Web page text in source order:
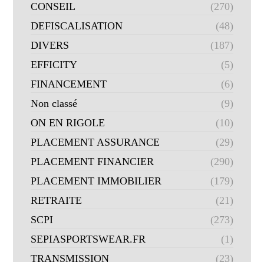
CONSEIL
(270)
DEFISCALISATION
(48)
DIVERS
(187)
EFFICITY
(5)
FINANCEMENT
(6)
Non classé
(9)
ON EN RIGOLE
(10)
PLACEMENT ASSURANCE
(29)
PLACEMENT FINANCIER
(290)
PLACEMENT IMMOBILIER
(179)
RETRAITE
(21)
SCPI
(273)
SEPIASPORTSWEAR.FR
(1)
TRANSMISSION
(23)